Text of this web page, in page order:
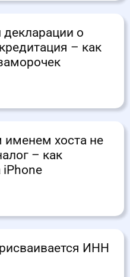
декларации о
– как
именем хоста не
– как
iPhone
ИНН